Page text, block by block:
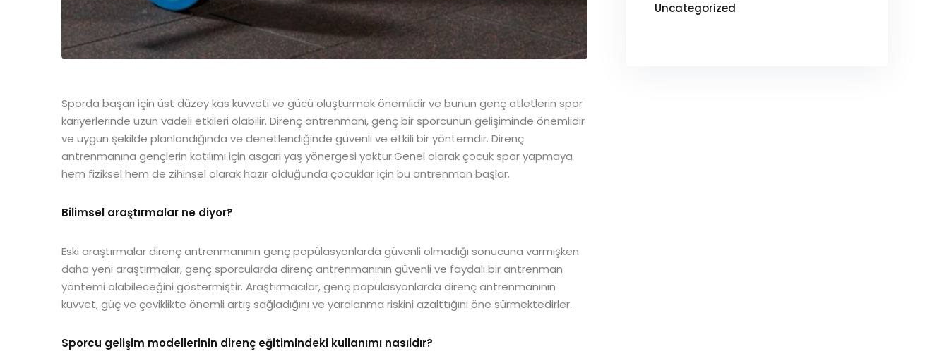
Sporda başarı için üst düzey kas kuvveti ve gücü oluşturmak önemlidir ve bunun genç atletlerin spor
kariyerlerinde uzun vadeli etkileri olabilir. Direnç antrenmanı, genç bir sporcunun gelişiminde önemlidir
ve uygun şekilde planlandığında ve denetlendiğinde güvenli ve etkili bir yöntemdir. Direnç
antrenmanına gençlerin katılımı için asgari yaş yönergesi yoktur.Genel olarak çocuk spor yapmaya
hem fiziksel hem de zihinsel olarak hazır olduğunda çocuklar için bu antrenman başlar.
Bilimsel araştırmalar ne diyor?
Eski araştırmalar direnç antrenmanının genç popülasyonlarda güvenli olmadığı sonucuna varmışken
daha yeni araştırmalar, genç sporcularda direnç antrenmanının güvenli ve faydalı bir antrenman
yöntemi olabileceğini göstermiştir. Araştırmacılar, genç popülasyonlarda direnç antrenmanının
kuvvet, güç ve çeviklikte önemli artış sağladığını ve yaralanma riskini azalttığını öne sürmektedirler.
Sporcu gelişim modellerinin direnç eğitimindeki kullanımı nasıldır?
Uncategorized